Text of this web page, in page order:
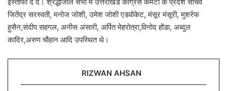
जितेंद्र सरस्वती, मनोज जोशी, उमेश जोशी एडवोकेट, मंसूर मंसूरी, मुशर्रफ
हुसैन,संदीप सहगल, अनीस अंसारी, अर्पित मेहरोत्रा,विनोद होंडा, अब्दुल
कादिर,अरुण चौहान आदि उपस्थित थे।
RIZWAN AHSAN